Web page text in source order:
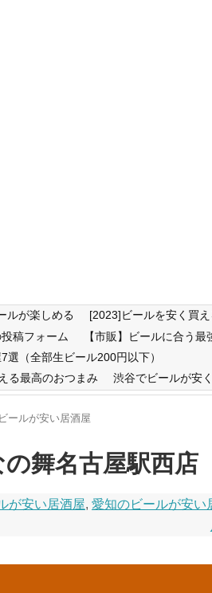
ルが楽しめる
[2023]ビールを安く買
稿フォーム
【市販】ビールに合う
（全部生ビール200円以下）
る最高のおつまみ
渋谷でビールが安
ールが安い居酒屋
舞名古屋駅西店
が安い居酒屋, 愛知のビールが安い